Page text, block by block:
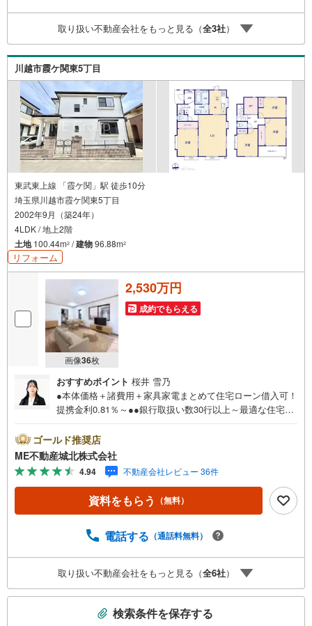
が好評です◎2026年5月に水回り設備を含むリフォーム完
了予定。収納豊富な4LDKで住空間を整えやすく、これから
住まいを整えて暮らしたいご家族にもおすすめできる住ま
いです。
取り扱い不動産会社をもっと見る（全3社）
川越市霞ケ関東5丁目
東武東上線 「霞ケ関」駅 徒歩10分
埼玉県川越市霞ケ関東5丁目
2002年9月（築24年）
4LDK / 地上2階
土地100.44m2 /建物96.88m2
リフォーム
画像36枚
2,530万円
成約でもらえる
おすすめポイント 桜井 雪乃
●本体価格＋諸費用＋家具家電まとめて住宅ローン借入可！
提携金利0.81％～●●銀行取扱い数30行以上～最適な住宅ロ
多数ございます！（1）勤続年数1ヶ月（2）自己資金0円
（3）産休/育休/契約社員/派遣社員/アルバイト/パート/独
身/自営業/経営者（4）延滞、滞納、個信アウト対応可
（5）収入合算や親子ローン（6）金融機関の借入まとめ
等、家具、家電、引越し費用等おまとめローン（7）永住権
無、持病あり、持ち家残債有でも相談可能●3つの安心サポ
頂けます。2.FPソフトを使用しマイホーム購入の資金計
に安心を提案します。3.どんなに信用のある建築会社でも
ご自分の目で確認することは重要ですよね。弊社は特殊機
材を使用してインスペクションを実施します。
ゴールド推奨店
ME不動産城北株式会社
4.94 不動産会社レビュー 36件
資料をもらう （無料）
電話する （通話料無料）
取り扱い不動産会社をもっと見る（全6社）
検索条件を保存する